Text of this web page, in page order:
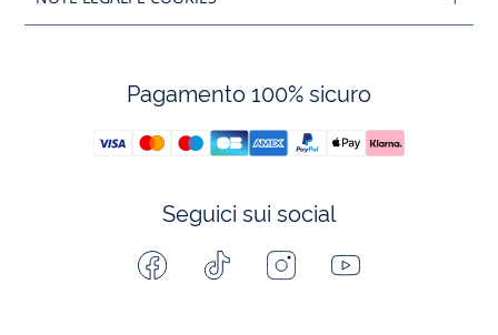
Pagamento 100% sicuro
Seguici sui social
Facebook Tiktok InstagramYoutube